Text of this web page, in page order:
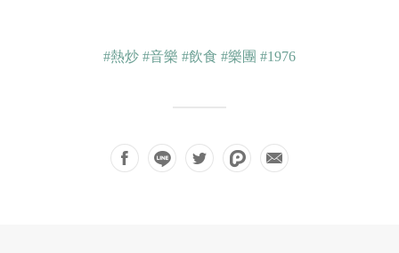
#熱炒 #音樂 #飲食 #樂團 #1976